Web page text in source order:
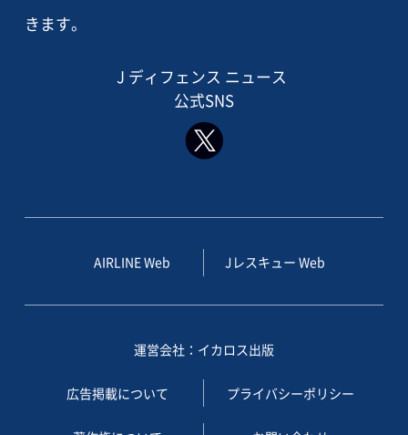
きます。
J ディフェンス ニュース
公式SNS
AIRLINE Web Jレスキュー Web
運営会社：イカロス出版
広告掲載について プライバシーポリシー